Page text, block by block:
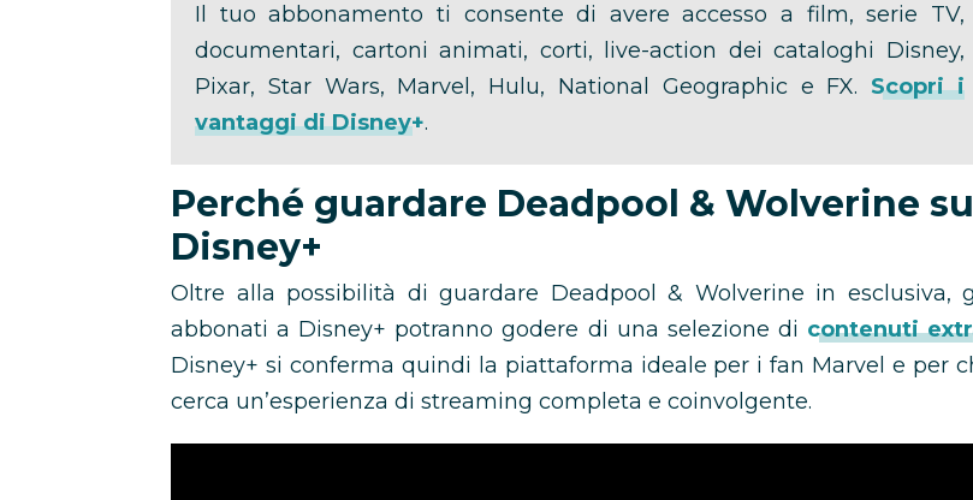
Il tuo abbonamento ti consente di avere accesso a film, serie TV,
documentari, cartoni animati, corti, live-action dei cataloghi Disney,
Pixar, Star Wars, Marvel, Hulu, National Geographic e FX. Scopri i
vantaggi di Disney+.
Perché guardare Deadpool & Wolverine su
Disney+
Oltre alla possibilità di guardare Deadpool & Wolverine in esclusiva,
abbonati a Disney+ potranno godere di una selezione di contenuti
Disney+ si conferma quindi la piattaforma ideale per i fan Marvel e per
cerca un’esperienza di streaming completa e coinvolgente.